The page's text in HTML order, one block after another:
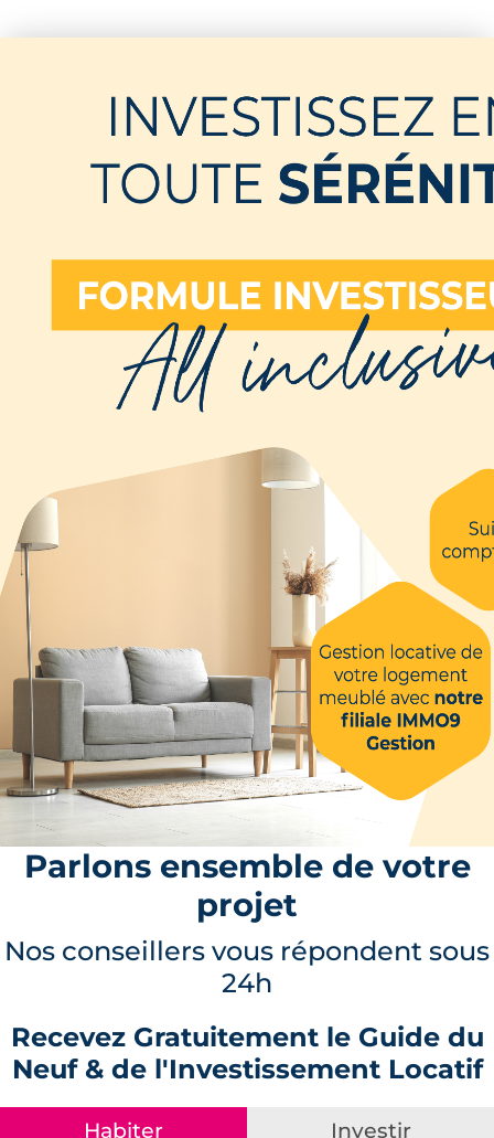
Parlons ensemble de votre
projet
Nos conseillers vous répondent sous
24h
Recevez Gratuitement le Guide du
Neuf & de l'Investissement Locatif